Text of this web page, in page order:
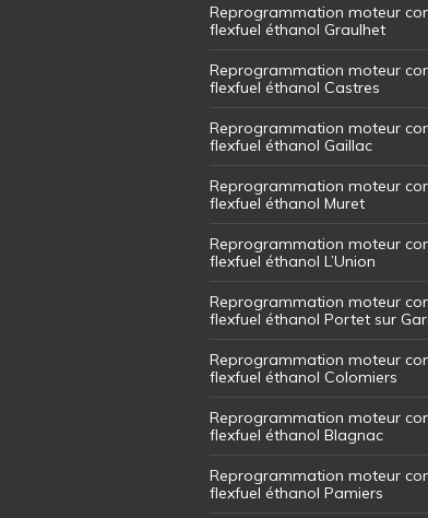
Reprogrammation moteur
flexfuel éthanol Graulhet
Reprogrammation moteur
flexfuel éthanol Castres
Reprogrammation moteur
flexfuel éthanol Gaillac
Reprogrammation moteur
flexfuel éthanol Muret
Reprogrammation moteur
flexfuel éthanol L’Union
Reprogrammation moteur
flexfuel éthanol Portet sur
Reprogrammation moteur
flexfuel éthanol Colomiers
Reprogrammation moteur
flexfuel éthanol Blagnac
Reprogrammation moteur
flexfuel éthanol Pamiers